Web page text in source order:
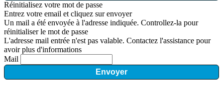
Réinitialisez votre mot de passe
Entrez votre email et cliquez sur envoyer
Un mail a été envoyée à l'adresse indiquée. Controllez-la pour
réinitialiser le mot de passe
L'adresse mail entrée n'est pas valable. Contactez l'assistance pour
avoir plus d'informations
Mail
Envoyer